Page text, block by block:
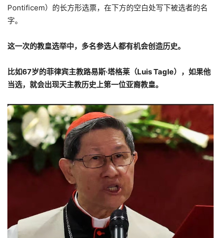
Pontificem）的长方形选票，在下方的空白处写下被选者的名
字。
这一次的教皇选举中，多名参选人都有机会创造历史。
比如67岁的菲律宾主教路易斯·塔格莱（Luis Tagle），如果他
当选，就会出现天主教历史上第一位亚裔教皇。